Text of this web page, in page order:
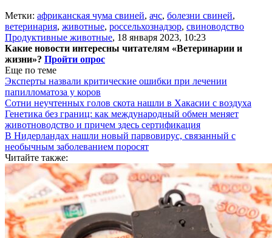
Метки: африканская чума свиней, ачс, болезни свиней,
ветеринария, животные, россельхознадзор, свиноводство
Продуктивные животные, 18 января 2023, 10:23
Какие новости интересны читателям «Ветеринарии и
жизни»? Пройти опрос
Еще по теме
Эксперты назвали критические ошибки при лечении
папилломатоза у коров
Сотни неучтенных голов скота нашли в Хакасии с воздуха
Генетика без границ: как международный обмен меняет
животноводство и причем здесь сертификация
В Нидерландах нашли новый парвовирус, связанный с
необычным заболеванием поросят
Читайте также: